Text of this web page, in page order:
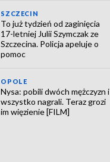
SZCZECIN
To już tydzień od zaginięcia
17-letniej Julii Szymczak ze
Szczecina. Policja apeluje o
pomoc
OPOLE
Nysa: pobili dwóch mężczyzn i
wszystko nagrali. Teraz grozi
im więzienie [FILM]